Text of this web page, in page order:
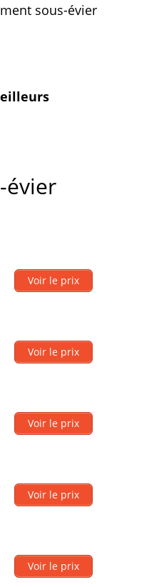
sous-évier
évier
Voir le prix
Voir le prix
Voir le prix
Voir le prix
Voir le prix